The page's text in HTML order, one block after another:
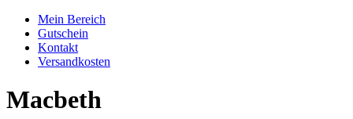
Mein Bereich
Gutschein
Kontakt
Versandkosten
Macbeth